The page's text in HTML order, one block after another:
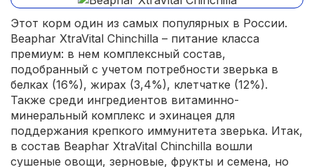
Этот корм один из самых популярных в России.
Beaphar XtraVital Chinchilla – питание класса
премиум: в нем комплексный состав,
подобранный с учетом потребности зверька в
белках (16%), жирах (3,4%), клетчатке (12%).
Также среди ингредиентов витаминно-
минеральный комплекс и эхинацея для
поддержания крепкого иммунитета зверька. Итак,
в состав Beaphar XtraVital Chinchilla вошли
сушеные овощи, зерновые, фрукты и семена, но